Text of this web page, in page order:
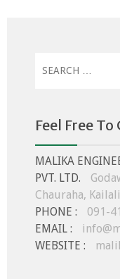
for:
Feel Free
MALIKA
PVT. LTD.
Chauraha, Kailali
PHONE :
091-
EMAIL :
WEBSITE :